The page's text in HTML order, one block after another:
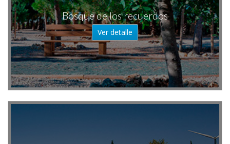
Bosque de los recuerdos
Ver detalle